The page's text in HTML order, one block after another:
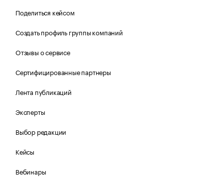
Поделиться кейсом
Создать профиль группы компаний
Отзывы о сервисе
Сертифицированные партнеры
Лента публикаций
Эксперты
Выбор редакции
Кейсы
Вебинары